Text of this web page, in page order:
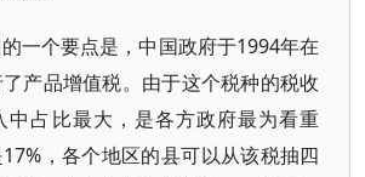
一个要点是，中国政府于1994年在
产品增值税。由于这个税种的税收
中占比最大，是各方政府最为看重
，各个地区的县可以从该税抽四